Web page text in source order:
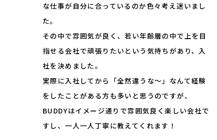
な仕事が自分に合っているのか色々考え迷いまし
た。
その中で雰囲気が良く、若い年齢層の中で上を目
指せる会社で頑張りたいという気持ちがあり、入
社を決めました。
実際に入社してから「全然違うな〜」なんて経験
をしたことがある方も多いと思うのですが、
BUDDYはイメージ通りで雰囲気良く楽しい会社で
すし、一人一人丁寧に教えてくれます！